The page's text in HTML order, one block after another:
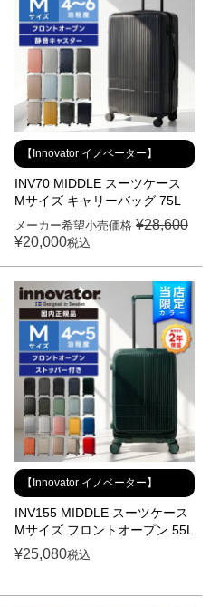
【Innovator イノベーター】
INV70 MIDDLE スーツケース
Mサイズ キャリーバッグ 75L
メーカー希望小売価格 ¥28,600
¥20,000税込
【Innovator イノベーター】
INV155 MIDDLE スーツケース
Mサイズ フロントオープン 55L
¥25,080税込